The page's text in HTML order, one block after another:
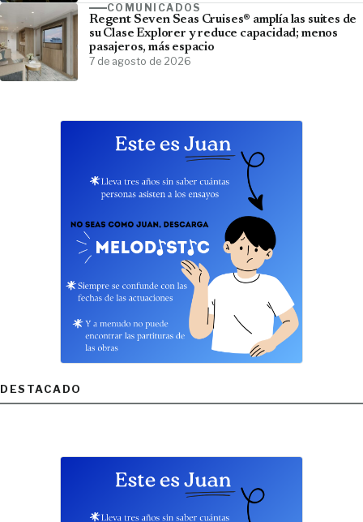
COMUNICADOS
Regent Seven Seas Cruises® amplía las suites de
su Clase Explorer y reduce capacidad; menos
pasajeros, más espacio
7 de agosto de 2026
DESTACADO